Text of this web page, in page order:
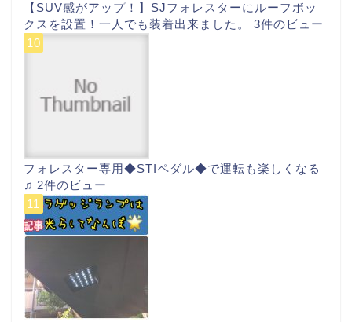
【SUV感がアップ！】SJフォレスターにルーフボッ
クスを設置！一人でも装着出来ました。 3件のビュー
フォレスター専用◆STIペダル◆で運転も楽しくなる
♫ 2件のビュー